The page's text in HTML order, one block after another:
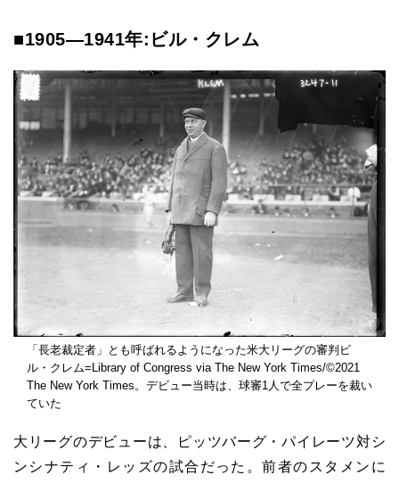
■1905―1941年:ビル・クレム
「長老裁定者」とも呼ばれるようになった米大リーグの審判ビ
ル・クレム=Library of Congress via The New York Times/©2021
The New York Times。デビュー当時は、球審1人で全プレーを裁い
ていた
大リーグのデビューは、ピッツバーグ・パイレーツ対シ
ンシナティ・レッズの試合だった。前者のスタメンに